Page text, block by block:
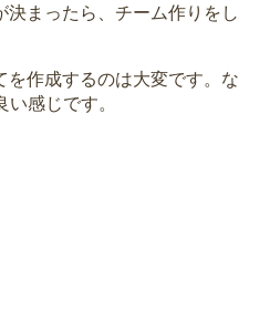
まったら、チーム作りをし
を作成するのは大変です。な
感じです。